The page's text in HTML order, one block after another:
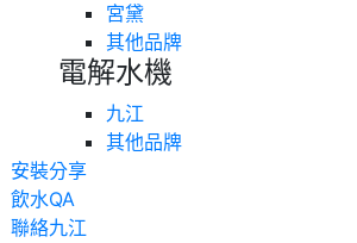
宮黛
其他品牌
電解水機
九江
其他品牌
安裝分享
飲水QA
聯絡九江